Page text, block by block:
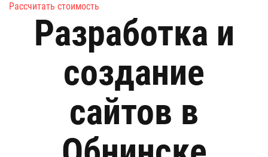
Рассчитать стоимость
Разработка и
создание
сайтов в